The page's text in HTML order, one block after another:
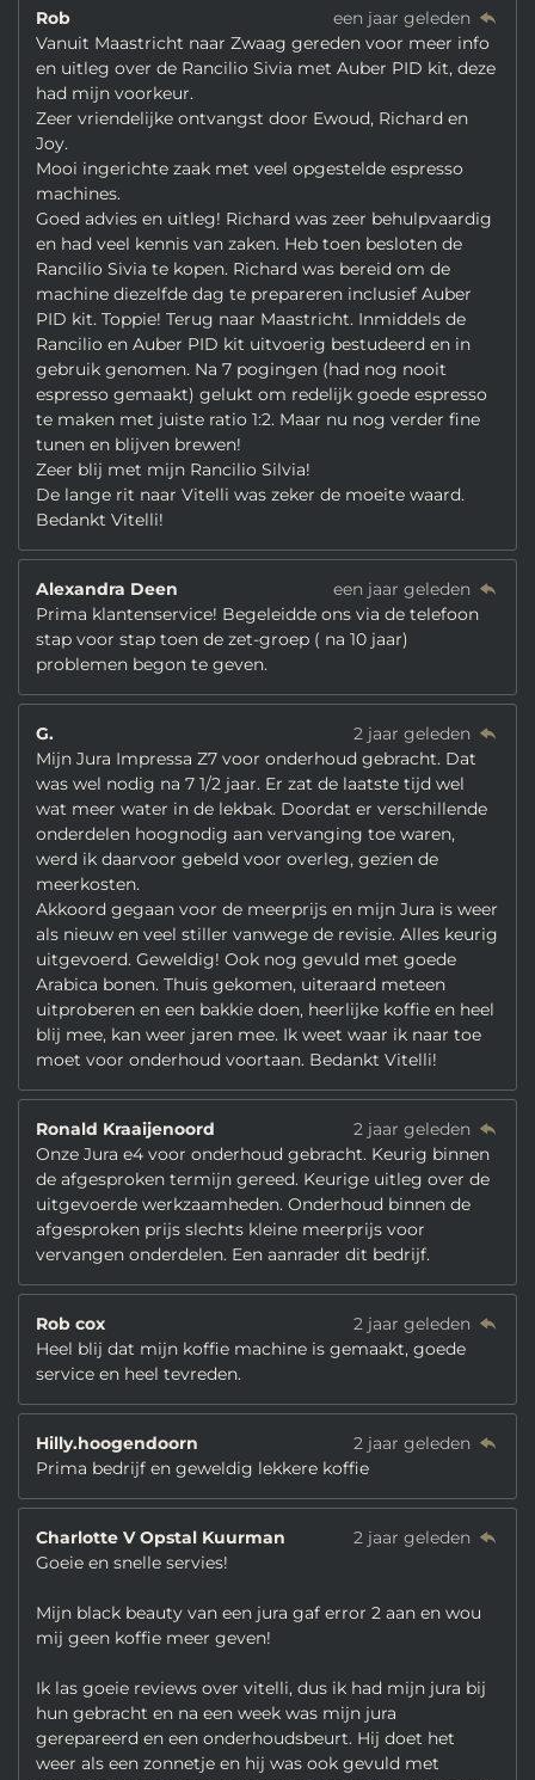
Rob
een jaar geleden
Vanuit Maastricht naar Zwaag gereden voor meer info
en uitleg over de Rancilio Sivia met Auber PID kit, deze
had mijn voorkeur.
Zeer vriendelijke ontvangst door Ewoud, Richard en
Joy.
Mooi ingerichte zaak met veel opgestelde espresso
machines.
Goed advies en uitleg! Richard was zeer behulpvaardig
en had veel kennis van zaken. Heb toen besloten de
Rancilio Sivia te kopen. Richard was bereid om de
machine diezelfde dag te prepareren inclusief Auber
PID kit. Toppie! Terug naar Maastricht. Inmiddels de
Rancilio en Auber PID kit uitvoerig bestudeerd en in
gebruik genomen. Na 7 pogingen (had nog nooit
espresso gemaakt) gelukt om redelijk goede espresso
te maken met juiste ratio 1:2. Maar nu nog verder fine
tunen en blijven brewen!
Zeer blij met mijn Rancilio Silvia!
De lange rit naar Vitelli was zeker de moeite waard.
Bedankt Vitelli!
Alexandra Deen
een jaar geleden
Prima klantenservice! Begeleidde ons via de telefoon
stap voor stap toen de zet-groep ( na 10 jaar)
problemen begon te geven.
G.
2 jaar geleden
Mijn Jura Impressa Z7 voor onderhoud gebracht. Dat
was wel nodig na 7 1/2 jaar. Er zat de laatste tijd wel
wat meer water in de lekbak. Doordat er verschillende
onderdelen hoognodig aan vervanging toe waren,
werd ik daarvoor gebeld voor overleg, gezien de
meerkosten.
Akkoord gegaan voor de meerprijs en mijn Jura is weer
als nieuw en veel stiller vanwege de revisie. Alles keurig
uitgevoerd. Geweldig! Ook nog gevuld met goede
Arabica bonen. Thuis gekomen, uiteraard meteen
uitproberen en een bakkie doen, heerlijke koffie en heel
blij mee, kan weer jaren mee. Ik weet waar ik naar toe
moet voor onderhoud voortaan. Bedankt Vitelli!
Ronald Kraaijenoord
2 jaar geleden
Onze Jura e4 voor onderhoud gebracht. Keurig binnen
de afgesproken termijn gereed. Keurige uitleg over de
uitgevoerde werkzaamheden. Onderhoud binnen de
afgesproken prijs slechts kleine meerprijs voor
vervangen onderdelen. Een aanrader dit bedrijf.
Rob cox
2 jaar geleden
Heel blij dat mijn koffie machine is gemaakt, goede
service en heel tevreden.
Hilly.hoogendoorn
2 jaar geleden
Prima bedrijf en geweldig lekkere koffie
Charlotte V Opstal Kuurman
2 jaar geleden
Goeie en snelle servies!
Mijn black beauty van een jura gaf error 2 aan en wou
mij geen koffie meer geven!
Ik las goeie reviews over vitelli, dus ik had mijn jura bij
hun gebracht en na een week was mijn jura
gerepareerd en een onderhoudsbeurt. Hij doet het
weer als een zonnetje en hij was ook gevuld met